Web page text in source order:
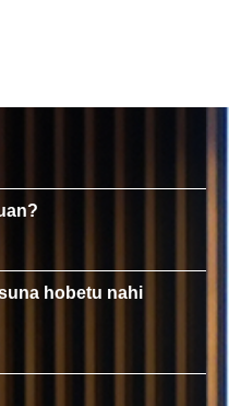
hobetu nahi